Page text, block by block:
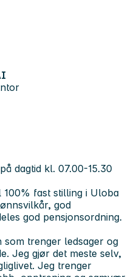
dagtid kl. 07.00-15.30
fast stilling i Uloba
god
god pensjonsordning.
som trenger ledsager og
Jeg gjør det meste selv,
Jeg trenger